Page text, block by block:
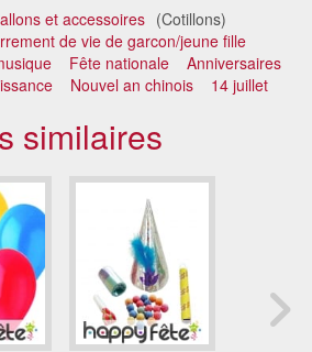
et accessoires (Cotillons)
de vie de garcon/jeune fille
Fête nationale
Anniversaires
Nouvel an chinois 14 juillet
similaires